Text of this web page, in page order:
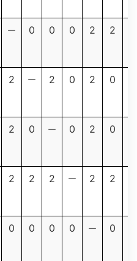
－ 0 0 0 2 2
2 － 2 0 2 0
2 0 － 0 2 0
2 2 2 － 2 2
0 0 0 0 － 0